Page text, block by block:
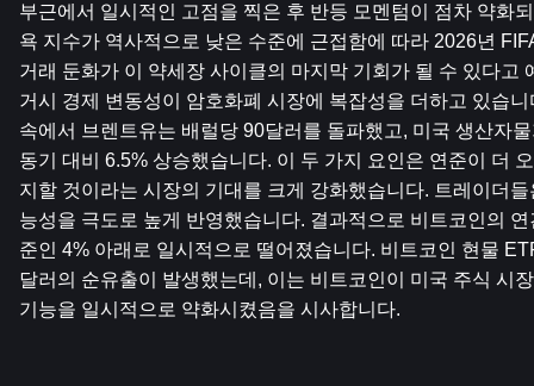
부근에서 일시적인 고점을 찍은 후 반등 모멘텀이 점차 약화
욕 지수가 역사적으로 낮은 수준에 근접함에 따라 2026년
거래 둔화가 이 약세장 사이클의 마지막 기회가 될 수 있다고
거시 경제 변동성이 암호화폐 시장에 복잡성을 더하고 있습
속에서 브렌트유는 배럴당 90달러를 돌파했고, 미국 생산자
동기 대비 6.5% 상승했습니다. 이 두 가지 요인은 연준이 더
지할 것이라는 시장의 기대를 크게 강화했습니다. 트레이더
능성을 극도로 높게 반영했습니다. 결과적으로 비트코인의
준인 4% 아래로 일시적으로 떨어졌습니다. 비트코인 현물
달러의 순유출이 발생했는데, 이는 비트코인이 미국 주식 시
기능을 일시적으로 약화시켰음을 시사합니다.